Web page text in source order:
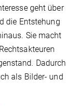
geht über
die Entstehung
Sie macht
Dadurch
als Bilder- und